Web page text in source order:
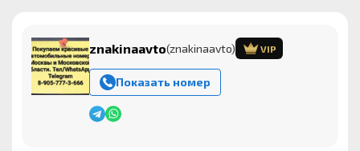
znakinaavto(znakinaavto) VIP
Показать номер